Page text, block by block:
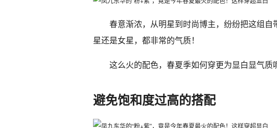
春意渐浓，从明星到时尚博主，纷纷把这组
星还是女星，都非常的气质！
这么火的配色，春夏季如何穿更为显白显气质
避免饱和度过高的搭配